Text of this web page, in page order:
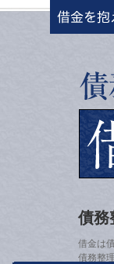
債務
借金は
債務整